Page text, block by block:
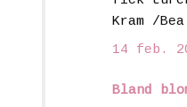
Kram /Bea
14 feb.
Bland